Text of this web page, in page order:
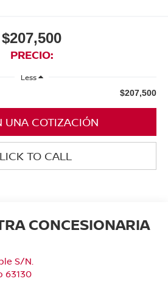
$207,500
PRECIO:
Less
$207,500
UNA COTIZACIÓN
TO CALL
CONCESIONARIA
S/N.
63130